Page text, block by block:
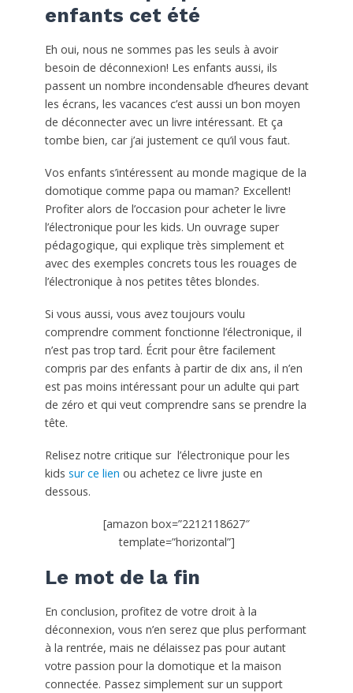
enfants cet été
Eh oui, nous ne sommes pas les seuls à avoir
besoin de déconnexion! Les enfants aussi, ils
passent un nombre incondensable d’heures devant
les écrans, les vacances c’est aussi un bon moyen
de déconnecter avec un livre intéressant. Et ça
tombe bien, car j’ai justement ce qu’il vous faut.
Vos enfants s’intéressent au monde magique de la
domotique comme papa ou maman? Excellent!
Profiter alors de l’occasion pour acheter le livre
l’électronique pour les kids. Un ouvrage super
pédagogique, qui explique très simplement et
avec des exemples concrets tous les rouages de
l’électronique à nos petites têtes blondes.
Si vous aussi, vous avez toujours voulu
comprendre comment fonctionne l’électronique, il
n’est pas trop tard. Écrit pour être facilement
compris par des enfants à partir de dix ans, il n’en
est pas moins intéressant pour un adulte qui part
de zéro et qui veut comprendre sans se prendre la
tête.
Relisez notre critique sur l’électronique pour les
kids sur ce lien ou achetez ce livre juste en
dessous.
[amazon box=”2212118627″
template=”horizontal”]
Le mot de la fin
En conclusion, profitez de votre droit à la
déconnexion, vous n’en serez que plus performant
à la rentrée, mais ne délaissez pas pour autant
votre passion pour la domotique et la maison
connectée. Passez simplement sur un support